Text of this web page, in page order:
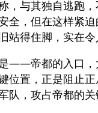
，与其独自逃跑
全，但在这样紧
站得住脚，实在令
——帝都的入口，
位置，正是阻止
队，攻占帝都的关